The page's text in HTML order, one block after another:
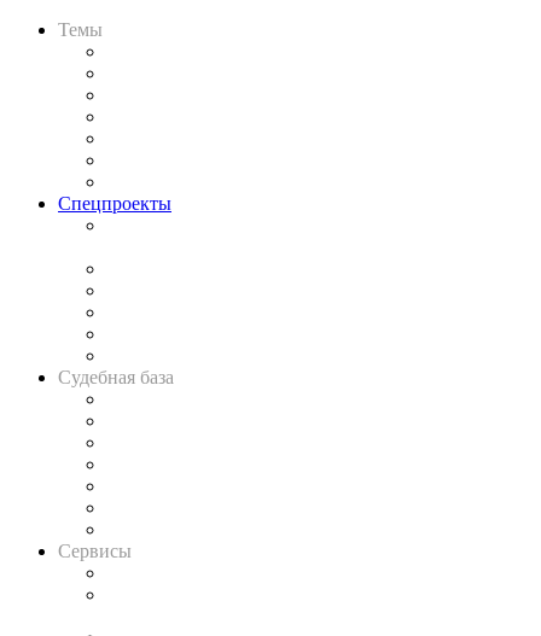
Темы
Спецпроекты
Судебная база
Сервисы